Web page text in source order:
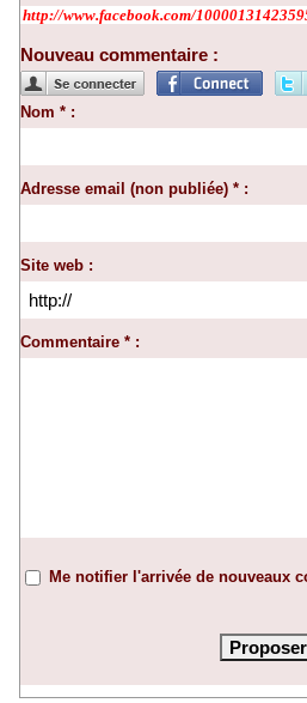
http://www.facebook.com/
Nouveau commentaire :
Nom * :
Adresse email (non publiée) * :
Site web :
Commentaire * :
Me notifier l'arrivée de nouveaux